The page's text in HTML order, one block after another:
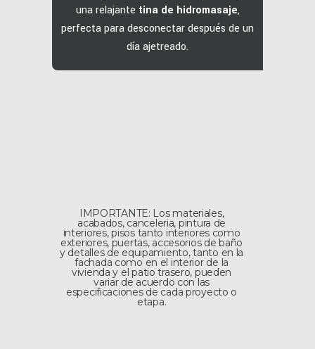
una relajante tina de hidromasaje,
perfecta para desconectar después de un
día ajetreado.
IMPORTANTE: Los materiales,
acabados, canceleria, pintura de
interiores, pisos tanto interiores como
exteriores, puertas, accesorios de baño
y detalles de equipamiento, tanto en la
fachada como en el interior de la
vivienda y el patio trasero, pueden
variar de acuerdo con las
especificaciones de cada proyecto o
etapa.